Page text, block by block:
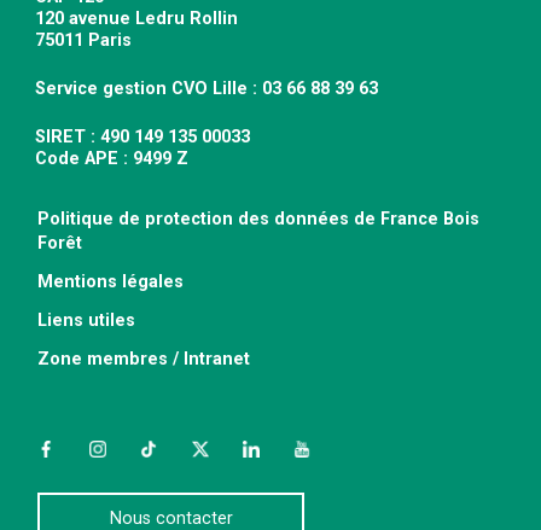
120 avenue Ledru Rollin
75011 Paris
Service gestion CVO Lille : 03 66 88 39 63
SIRET : 490 149 135 00033
Code APE : 9499 Z
Politique de protection des données de France Bois
Forêt
Mentions légales
Liens utiles
Zone membres / Intranet
FacebookInstagramTikTokTwitterLinkedInYouTube
Nous contacter